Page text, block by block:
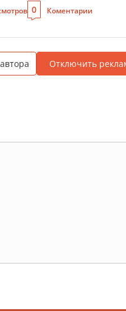
0 Коментарии
Отключить